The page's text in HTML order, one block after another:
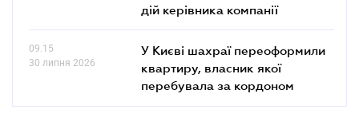
дій керівника компанії
09.15
30 липня 2026
У Києві шахраї переоформили
квартиру, власник якої
перебувала за кордоном